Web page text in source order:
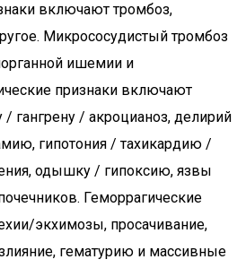
включают тромбоз,
Микрососудистый тромбоз
ишемии и
признаки включают
гангрену / акроцианоз, делирий
гипотония / тахикардию /
одышку / гипоксию, язвы
Геморрагические
экхимозы, просачивание,
гематурию и массивные